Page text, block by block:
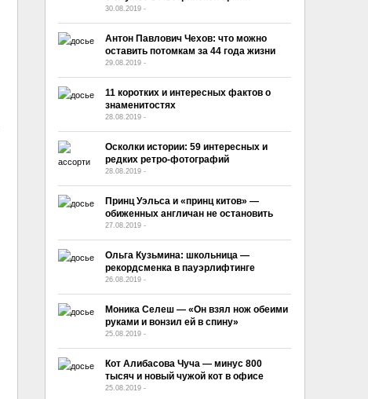
30.08.2019-
Антон Павлович Чехов: что можно
оставить потомкам за 44 года жизни
29.08.2019-
11 коротких и интересных фактов о
знаменитостях
28.08.2019-
Осколки истории: 59 интересных и
редких ретро-фотографий
28.08.2019-
Принц Уэльса и «принц китов» —
обиженных англичан не остановить
27.08.2019-
Ольга Кузьмина: школьница —
рекордсменка в пауэрлифтинге
26.08.2019-
Моника Селеш — «Он взял нож обеими
руками и вонзил ей в спину»
25.08.2019-
Кот Алибасова Чуча — минус 800
тысяч и новый чужой кот в офисе
25.08.2019-